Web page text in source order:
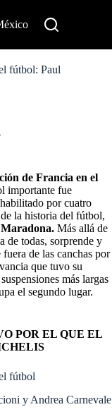
fútbol: Paul
de Francia en el
importante fue
por cuatro
la historia del fútbol,
Más allá de
de todas, sorprende y
fuera de las canchas por
que tuvo su
más largas
el segundo lugar.
POR EL QUE EL
fútbol
y Andrea Carnevale